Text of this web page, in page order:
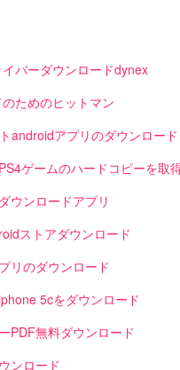
バーダウンロードdynex
ためのヒットマン
androidアプリのダウンロード
ゲームのハードコピーを取
ウンロードアプリ
ストアダウンロード
リのダウンロード
5cをダウンロード
PDF無料ダウンロード
ンロード